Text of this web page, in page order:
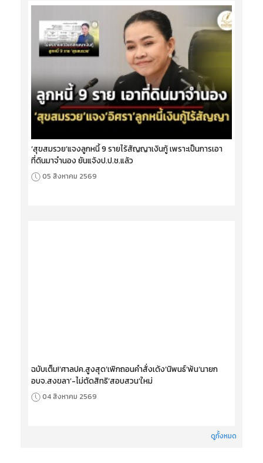
‘สุขสมรวย’แจงลูกหนี้ 9 รายไร้สัญญาเงินกู้ เพราะเป็นการเอา
ที่ดินมาจำนอง ยันแจ้งป.ป.ช.แล้ว
05 สิงหาคม 2569
ฉบับเต็ม!‘ศาลปค.สูงสุด’เพิกถอนคำสั่งเด้ง‘นิพนธ์’พ้น‘นายก
อบจ.สงขลา’-ไม่ตัดสิทธิ‘สอบสวน’ใหม่
04 สิงหาคม 2569
ดูทั้งหมด